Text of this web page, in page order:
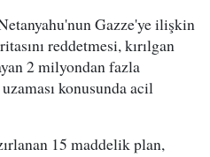
Gazze'ye ilişkin
reddetmesi, kırılgan
2 milyondan fazla
konusunda acil
15 maddelik plan,